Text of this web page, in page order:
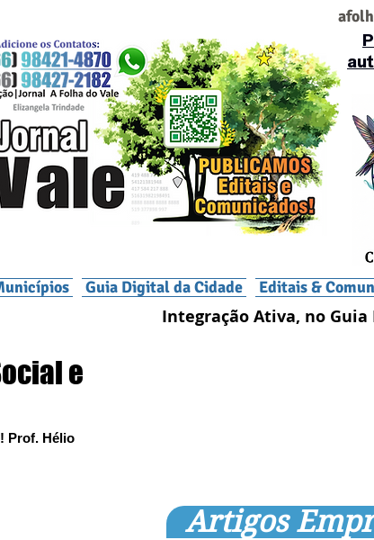
af
Guia Digital da Cidade Editais &
e
Prof. Hélio
Integração Ativa, no Guia
Artigos